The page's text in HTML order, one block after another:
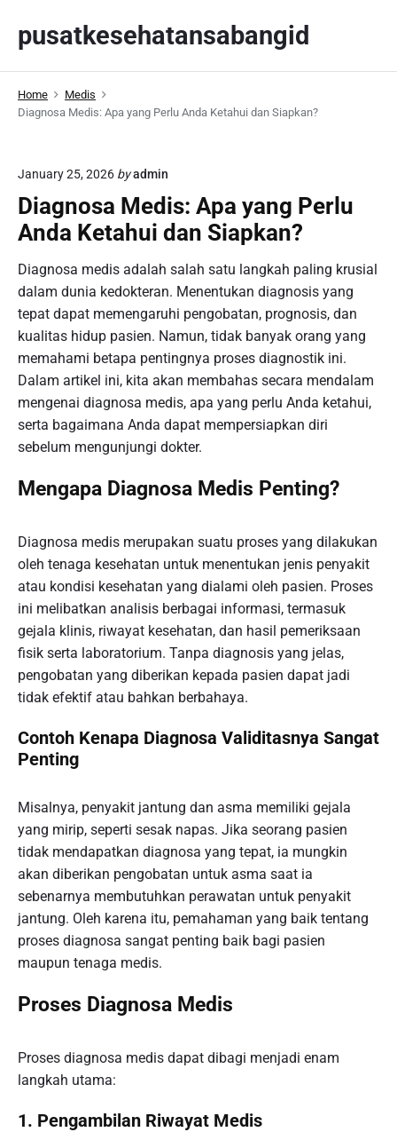
p
pusatkesehatansabangid
Home
Medis
Diagnosa Medis: Apa yang Perlu Anda Ketahui dan Siapkan?
January 25, 2026 byadmin
Diagnosa Medis: Apa yang Perlu
Anda Ketahui dan Siapkan?
Diagnosa medis adalah salah satu langkah paling krusial
dalam dunia kedokteran. Menentukan diagnosis yang
tepat dapat memengaruhi pengobatan, prognosis, dan
kualitas hidup pasien. Namun, tidak banyak orang yang
memahami betapa pentingnya proses diagnostik ini.
Dalam artikel ini, kita akan membahas secara mendalam
mengenai diagnosa medis, apa yang perlu Anda ketahui,
serta bagaimana Anda dapat mempersiapkan diri
sebelum mengunjungi dokter.
Mengapa Diagnosa Medis Penting?
Diagnosa medis merupakan suatu proses yang dilakukan
oleh tenaga kesehatan untuk menentukan jenis penyakit
atau kondisi kesehatan yang dialami oleh pasien. Proses
ini melibatkan analisis berbagai informasi, termasuk
gejala klinis, riwayat kesehatan, dan hasil pemeriksaan
fisik serta laboratorium. Tanpa diagnosis yang jelas,
pengobatan yang diberikan kepada pasien dapat jadi
tidak efektif atau bahkan berbahaya.
Contoh Kenapa Diagnosa Validitasnya Sangat
Penting
Misalnya, penyakit jantung dan asma memiliki gejala
yang mirip, seperti sesak napas. Jika seorang pasien
tidak mendapatkan diagnosa yang tepat, ia mungkin
akan diberikan pengobatan untuk asma saat ia
sebenarnya membutuhkan perawatan untuk penyakit
jantung. Oleh karena itu, pemahaman yang baik tentang
proses diagnosa sangat penting baik bagi pasien
maupun tenaga medis.
Proses Diagnosa Medis
Proses diagnosa medis dapat dibagi menjadi enam
langkah utama:
1. Pengambilan Riwayat Medis